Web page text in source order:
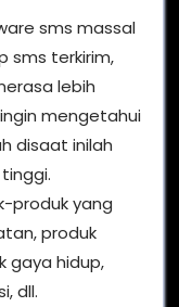
sms massal
sms terkirim,
lebih
mengetahui
disaat inilah
produk yang
produk
gaya hidup,
dll.